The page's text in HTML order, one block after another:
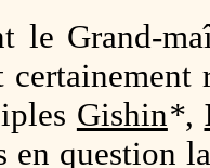
le Grand-
Gishin*,
en question